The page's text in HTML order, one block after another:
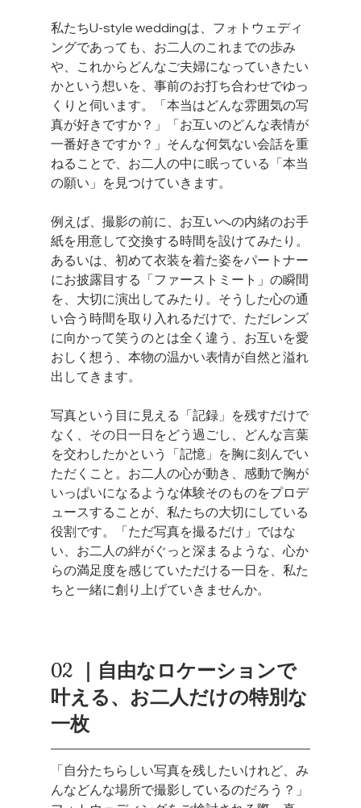
私たちU-style weddingは、フォトウェディ
ングであっても、お二人のこれまでの歩み
や、これからどんなご夫婦になっていきたい
かという想いを、事前のお打ち合わせでゆっ
くりと伺います。「本当はどんな雰囲気の写
真が好きですか？」「お互いのどんな表情が
一番好きですか？」そんな何気ない会話を重
ねることで、お二人の中に眠っている「本当
の願い」を見つけていきます。
例えば、撮影の前に、お互いへの内緒のお手
紙を用意して交換する時間を設けてみたり。
あるいは、初めて衣装を着た姿をパートナー
にお披露目する「ファーストミート」の瞬間
を、大切に演出してみたり。そうした心の通
い合う時間を取り入れるだけで、ただレンズ
に向かって笑うのとは全く違う、お互いを愛
おしく想う、本物の温かい表情が自然と溢れ
出してきます。
写真という目に見える「記録」を残すだけで
なく、その日一日をどう過ごし、どんな言葉
を交わしたかという「記憶」を胸に刻んでい
ただくこと。お二人の心が動き、感動で胸が
いっぱいになるような体験そのものをプロデ
ュースすることが、私たちの大切にしている
役割です。「ただ写真を撮るだけ」ではな
い、お二人の絆がぐっと深まるような、心か
らの満足度を感じていただける一日を、私た
ちと一緒に創り上げていきませんか。
02  ｜自由なロケーションで
叶える、お二人だけの特別な
一枚
「自分たちらしい写真を残したいけれど、み
んなどんな場所で撮影しているのだろう？」